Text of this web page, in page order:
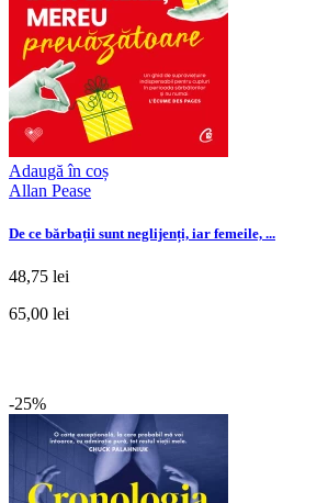
Adaugă în coș
Allan Pease
De ce bărbații sunt neglijenți, iar femeile, ...
48,75 lei
65,00 lei
-25%